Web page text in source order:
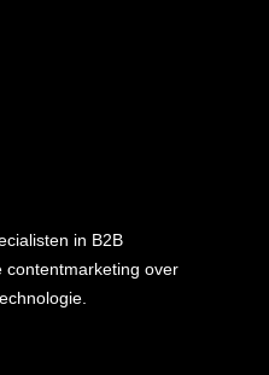
in B2B
contentmarketing over